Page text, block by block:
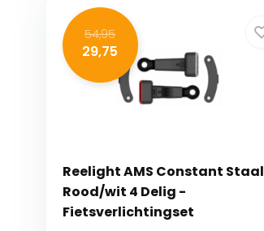
54,95
29,75
Reelight AMS Constant Staal
Rood/wit 4 Delig -
Fietsverlichtingset